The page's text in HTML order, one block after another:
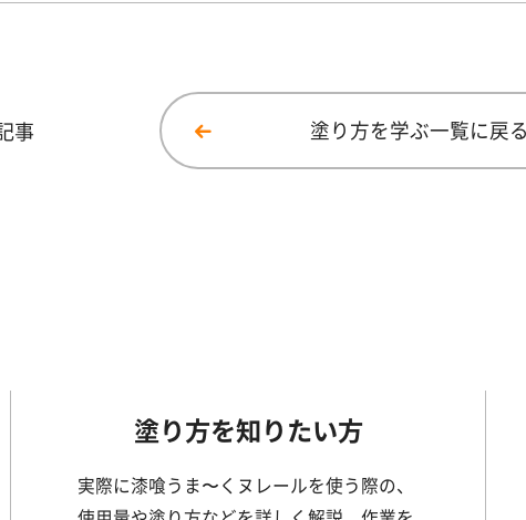
事 塗り方を学ぶ一覧に戻る
塗り方を知りたい方
実際に漆喰うま〜くヌレールを使う際の、